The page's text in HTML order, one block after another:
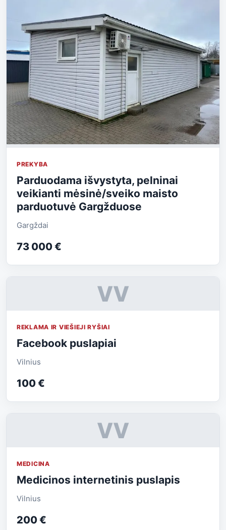
PREKYBA
Parduodama išvystyta, pelninai
veikianti mėsinė/sveiko maisto
parduotuvė Gargžduose
Gargždai
73 000 €
VV
REKLAMA IR VIEŠIEJI RYŠIAI
Facebook puslapiai
Vilnius
100 €
VV
MEDICINA
Medicinos internetinis puslapis
Vilnius
200 €